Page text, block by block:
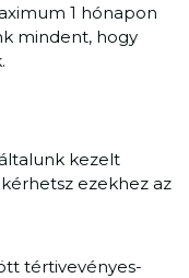
1 hónapon
mindent, hogy
kezelt
ezekhez az
tértivevényes-